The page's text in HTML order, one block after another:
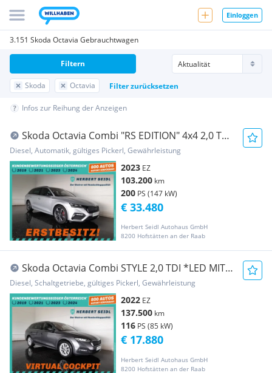
Einloggen
3.151 Skoda Octavia Gebrauchtwagen
Skoda Octavia Filter zurücksetzen
Filtern
Infos zur Reihung der Anzeigen
Skoda Octavia Combi "RS EDITION" 4x4 2,0 TDI
DSG *SKY...
Diesel, Automatik, gültiges Pickerl, Gewährleistung
2023 EZ
103.200 km
200 PS (147 kW)
Herbert Seidl Autohaus GmbH
8200 Hofstätten an der Raab
€ 33.480
Skoda Octavia Combi STYLE 2,0 TDI *LED MIT
FLA & DYN ...
Diesel, Schaltgetriebe, gültiges Pickerl, Gewährleistung
2022 EZ
137.500 km
116 PS (85 kW)
Herbert Seidl Autohaus GmbH
8200 Hofstätten an der Raab
€ 17.880